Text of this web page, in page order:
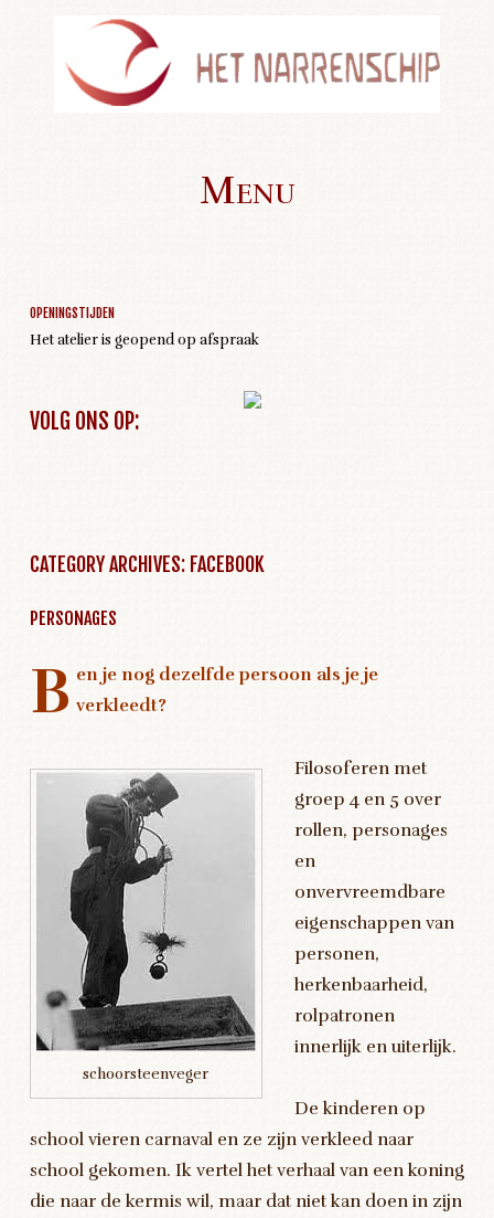
Menu
OPENINGSTIJDEN
Het atelier is geopend op afspraak
VOLG ONS OP:
CATEGORY ARCHIVES: FACEBOOK
PERSONAGES
B en je nog dezelfde persoon als je je
verkleedt?
schoorsteenveger
Filosoferen met
groep 4 en 5 over
rollen, personages
en
onvervreemdbare
eigenschappen van
personen,
herkenbaarheid,
rolpatronen
innerlijk en uiterlijk.
De kinderen op
school vieren carnaval en ze zijn verkleed naar
school gekomen. Ik vertel het verhaal van een koning
die naar de kermis wil, maar dat niet kan doen in zijn